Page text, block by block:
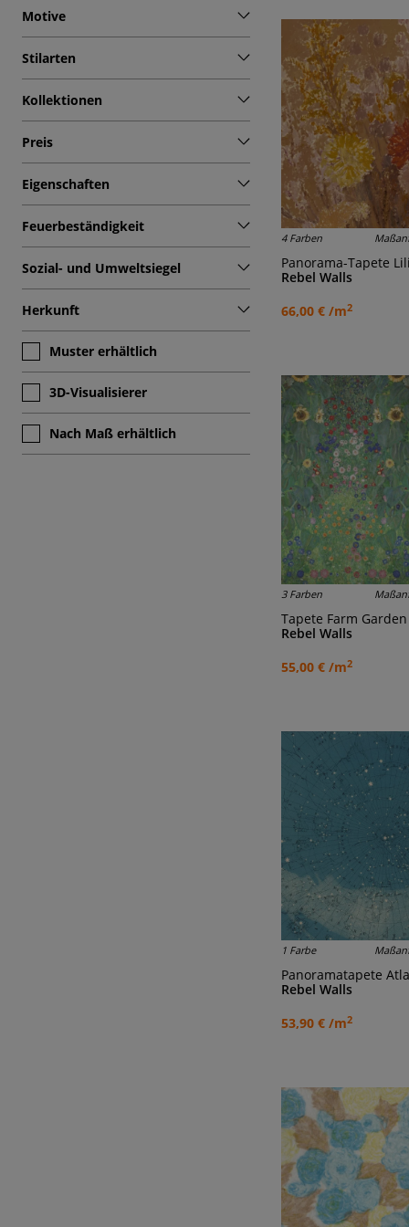
Motive
Stilarten
Kollektionen
Preis
Eigenschaften
Feuerbeständigkeit
Sozial- und Umweltsiegel
Herkunft
Muster erhältlich
3D-Visualisierer
Nach Maß erhältlich
4 Farben
Panorama-Tapete
Rebel Walls
66,00 € /m2
3 Farben
Tapete Farm Garden
Rebel Walls
55,00 € /m2
1 Farbe
Panoramatapete Atlas
Rebel Walls
53,90 € /m2